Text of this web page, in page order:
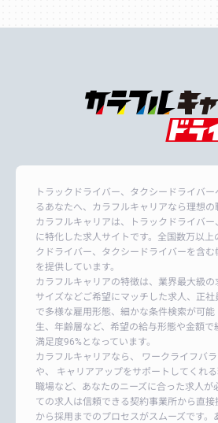
トラックドライバー、タクシードライバ
るあなたへ、カラフルキャリアなら理想の
カラフルキャリアは、トラックドライバ
に特化した求人サイトです。全国数万以上
クドライバー、タクシードライバーを含
を提供しています。
カラフルキャリアの特徴は、業界最大級の
サイズなどご希望にマッチした求人、正社
で多様な雇用形態、細かな条件検索が可
生、年齢層など、希望の給与形態や金額で
満足度96%となっています。
カラフルキャリアなら、 ワークライフバ
や、 キャリアアップをサポートしてくれ
職場など、あなたのニーズに合った求人が
ての求人は信頼できる契約事業所から直
から採用までのプロセスがスムーズです。